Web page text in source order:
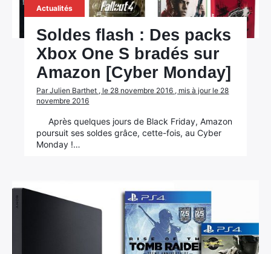
Actualités
Soldes flash : Des packs
Xbox One S bradés sur
Amazon [Cyber Monday]
Par Julien Barthet , le 28 novembre 2016 , mis à jour le 28
novembre 2016
Après quelques jours de Black Friday, Amazon
poursuit ses soldes grâce, cette-fois, au Cyber
Monday !…